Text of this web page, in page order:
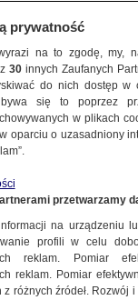
prywatność
na to zgodę, my,
30 innych Zaufanych
do nich dostęp w
się to poprzez
w plikach
oparciu o uzasadniony
przetwarzamy
na urządzeniu
profili w celu
reklam. Pomiar
reklam. Pomiar
z różnych źródeł. Rozwój